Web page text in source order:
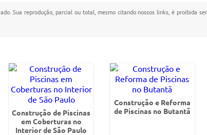
Sua reprodução, parcial ou total, mesmo citando nossos links, é proibida
Construção de Piscinas
em Coberturas no
Interior de São Paulo
Construção e Reforma
de Piscinas no Butantã